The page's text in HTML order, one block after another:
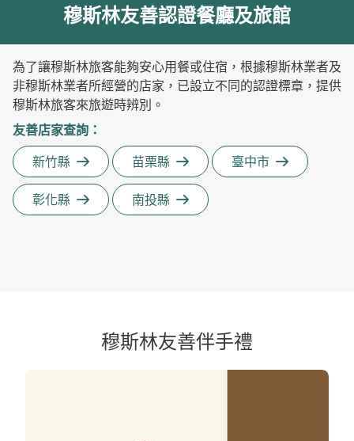
穆斯林友善認證餐廳及旅館
為了讓穆斯林旅客能夠安心用餐或住宿，根據穆斯林業者及
非穆斯林業者所經營的店家，已設立不同的認證標章，提供
穆斯林旅客來旅遊時辨別。
友善店家查詢 ：
新竹縣
苗栗縣 臺中市
彰化縣 南投縣
穆斯林友善伴手禮